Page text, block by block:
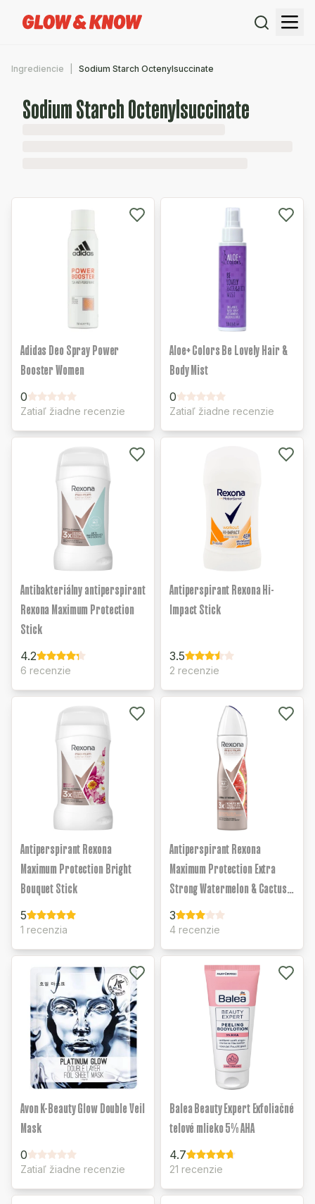
Ingrediencie Sodium Starch Octenylsuccinate
Sodium Starch Octenylsuccinate
Adidas Deo Spray Power
Booster Women
0
Zatiaľ žiadne recenzie
Aloe+ Colors Be Lovely Hair &
Body Mist
0
Zatiaľ žiadne recenzie
Antibakteriálny antiperspirant
Rexona Maximum Protection
Stick
4.2
6 recenzie
Antiperspirant Rexona Hi-
Impact Stick
3.5
2 recenzie
Antiperspirant Rexona
Maximum Protection Bright
Bouquet Stick
5
1 recenzia
Antiperspirant Rexona
Maximum Protection Extra
Strong Watermelon & Cactus
Water Scent
3
4 recenzie
Avon K-Beauty Glow Double Veil
Mask
0
Zatiaľ žiadne recenzie
Balea Beauty Expert Exfoliačné
telové mlieko 5% AHA
4.7
21 recenzie